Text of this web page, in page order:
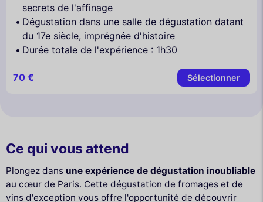
secrets de l'affinage
Dégustation dans une salle de dégustation datant
du 17e siècle, imprégnée d'histoire
Durée totale de l'expérience : 1h30
70 € Sélectionner
Ce qui vous attend
Plongez dans une expérience de dégustation inoubliable
au cœur de Paris. Cette dégustation de fromages et de
vins d'exception vous offre l'opportunité de découvrir